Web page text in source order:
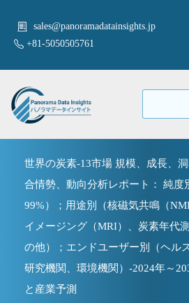
sales@panoramadatainsights.jp
+81-5050505761
世界の炭素-13市場 規模、成長、
合情勢、動向分析レポート： 純度
99%）；用途別（核磁気共鳴（
イメージング（MRI）、炭素年代
の他）；エンドユーザー別（ヘル
研究機関、環境機関）-2024年～
と産業予測